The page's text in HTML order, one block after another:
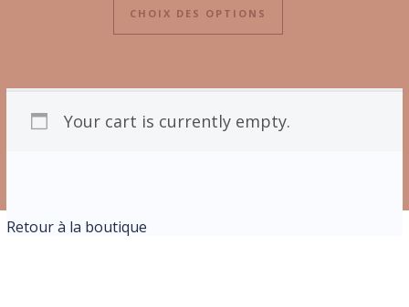
CHOIX DES OPTIONS
Your cart is currently empty.
Retour à la boutique